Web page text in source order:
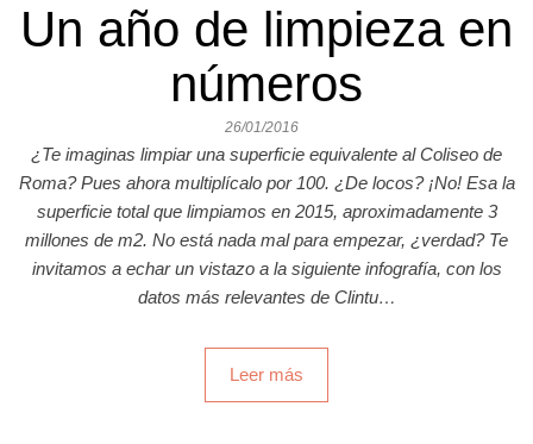
Un año de limpieza en
números
26/01/2016
¿Te imaginas limpiar una superficie equivalente al Coliseo de
Roma? Pues ahora multiplícalo por 100. ¿De locos? ¡No! Esa la
superficie total que limpiamos en 2015, aproximadamente 3
millones de m2. No está nada mal para empezar, ¿verdad? Te
invitamos a echar un vistazo a la siguiente infografía, con los
datos más relevantes de Clintu…
Leer más